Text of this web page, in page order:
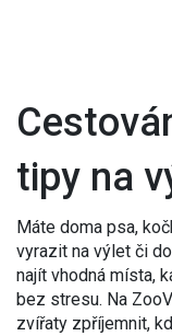
tipy na
Máte doma psa,
vyrazit na výlet či
najít vhodná místa,
bez stresu. Na
zvířaty zpříjemnit,